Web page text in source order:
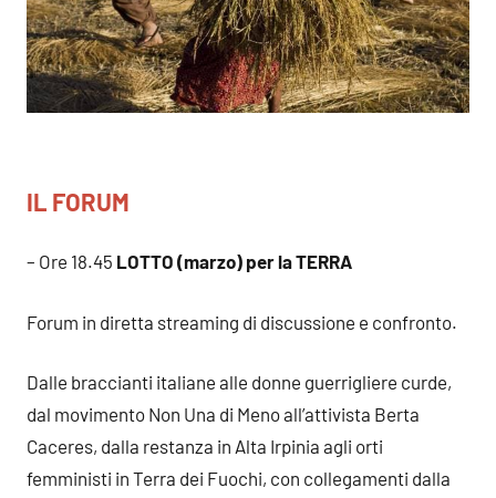
IL FORUM
– Ore 18.45 LOTTO (marzo) per la TERRA
Forum in diretta streaming di discussione e confronto.
Dalle braccianti italiane alle donne guerrigliere curde,
dal movimento Non Una di Meno all’attivista Berta
Caceres, dalla restanza in Alta Irpinia agli orti
femministi in Terra dei Fuochi, con collegamenti dalla